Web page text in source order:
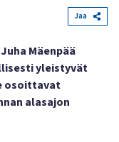
Jaa
Mäenpää
yleistyvät
osoittavat
alasajon